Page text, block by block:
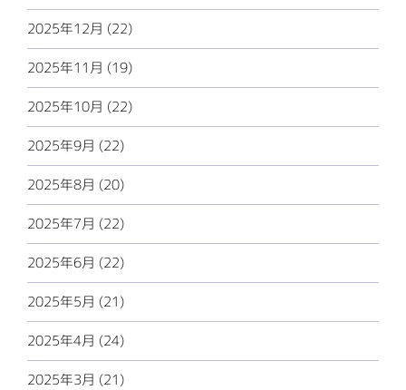
2025年12月 (22)
2025年11月 (19)
2025年10月 (22)
2025年9月 (22)
2025年8月 (20)
2025年7月 (22)
2025年6月 (22)
2025年5月 (21)
2025年4月 (24)
2025年3月 (21)